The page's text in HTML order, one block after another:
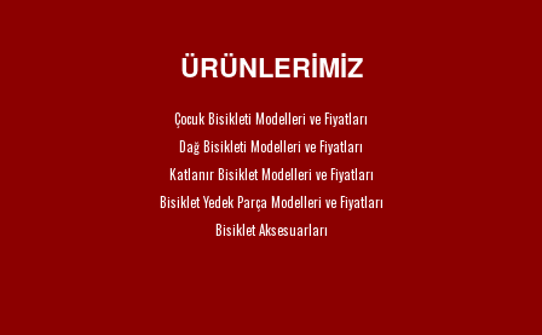
ÜRÜNLERİMİZ
Çocuk Bisikleti Modelleri ve Fiyatları
Dağ Bisikleti Modelleri ve Fiyatları
Katlanır Bisiklet Modelleri ve Fiyatları
Bisiklet Yedek Parça Modelleri ve Fiyatları
Bisiklet Aksesuarları